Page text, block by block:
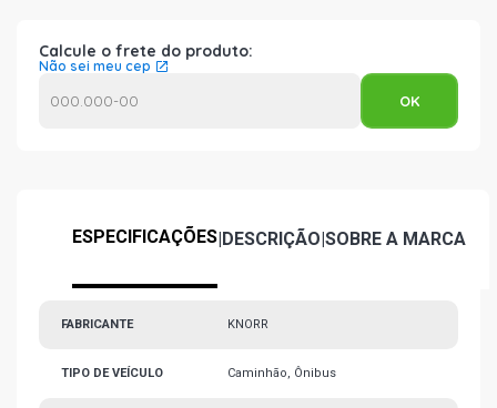
Calcule o frete do produto:
Não sei meu cep
ESPECIFICAÇÕES|DESCRIÇÃO|SOBRE A MARCA
FABRICANTE KNORR
TIPO DE VEÍCULO Caminhão, Ônibus